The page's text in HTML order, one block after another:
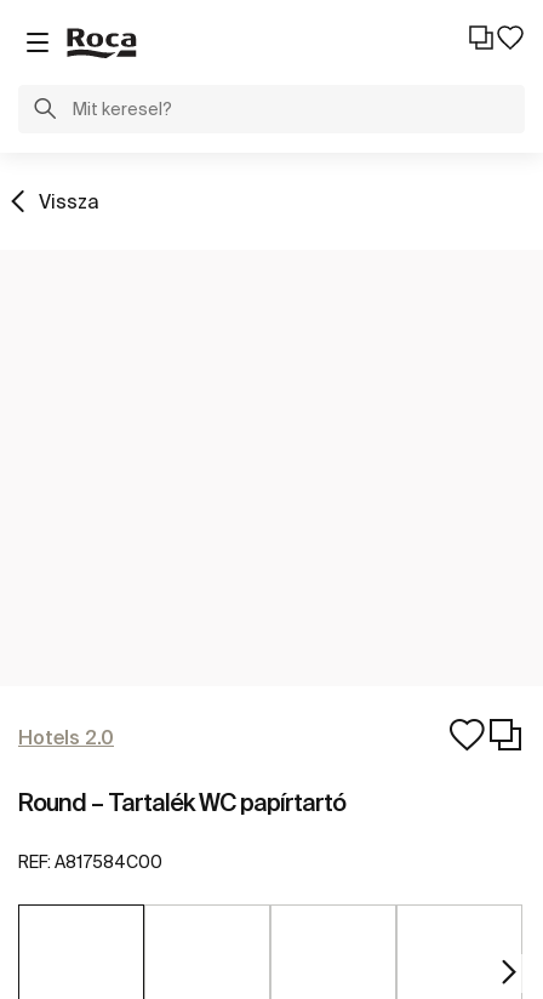
Vissza
Hotels 2.0
Round – Tartalék WC papírtartó
REF: A817584C00